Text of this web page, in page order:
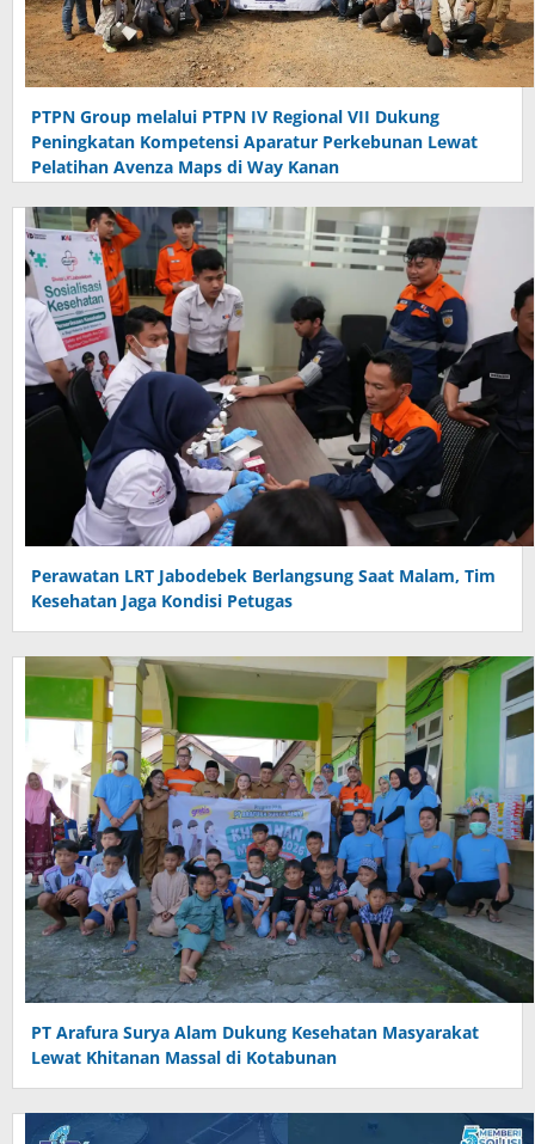
PTPN Group melalui PTPN IV Regional VII Dukung
Peningkatan Kompetensi Aparatur Perkebunan Lewat
Pelatihan Avenza Maps di Way Kanan
Perawatan LRT Jabodebek Berlangsung Saat Malam, Tim
Kesehatan Jaga Kondisi Petugas
PT Arafura Surya Alam Dukung Kesehatan Masyarakat
Lewat Khitanan Massal di Kotabunan